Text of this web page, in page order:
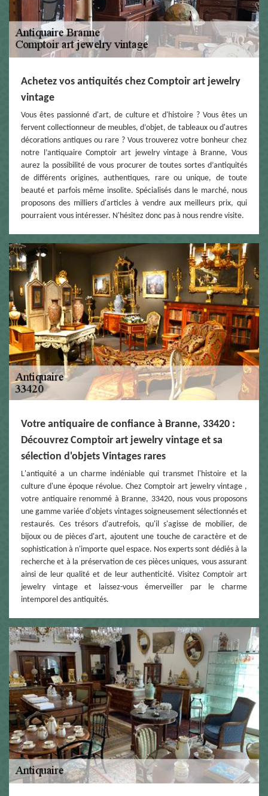
Achetez vos antiquités chez Comptoir art jewelry
vintage
Vous êtes passionné d'art, de culture et d'histoire ? Vous êtes un
fervent collectionneur de meubles, d’objet, de tableaux ou d'autres
décorations antiques ou rare ? Vous trouverez votre bonheur chez
notre l’antiquaire Comptoir art jewelry vintage à Branne, Vous
aurez la possibilité de vous procurer de toutes sortes d’antiquités
de différents origines, authentiques, rare ou unique, de toute
beauté et parfois même insolite. Spécialisés dans le marché, nous
proposons des milliers d'articles à vendre aux meilleurs prix, qui
pourraient vous intéresser. N'hésitez donc pas à nous rendre visite.
Votre antiquaire de confiance à Branne, 33420 :
Découvrez Comptoir art jewelry vintage et sa
sélection d'objets Vintages rares
L'antiquité a un charme indéniable qui transmet l'histoire et la
culture d'une époque révolue. Chez Comptoir art jewelry vintage ,
votre antiquaire renommé à Branne, 33420, nous vous proposons
une gamme variée d'objets vintages soigneusement sélectionnés et
restaurés. Ces trésors d'autrefois, qu'il s'agisse de mobilier, de
bijoux ou de pièces d'art, ajoutent une touche de caractère et de
sophistication à n'importe quel espace. Nos experts sont dédiés à la
recherche et à la préservation de ces pièces uniques, vous assurant
ainsi de leur qualité et de leur authenticité. Visitez Comptoir art
jewelry vintage et laissez-vous émerveiller par le charme
intemporel des antiquités.